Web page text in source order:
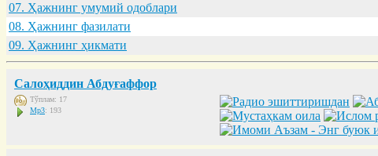
07. Ҳaжнинг умумий одоблaри
08. Ҳaжнинг фaзилaти
09. Ҳaжнинг ҳикмaти
Салоҳиддин Абдуғаффор
Тўплам: 17
Mp3: 193